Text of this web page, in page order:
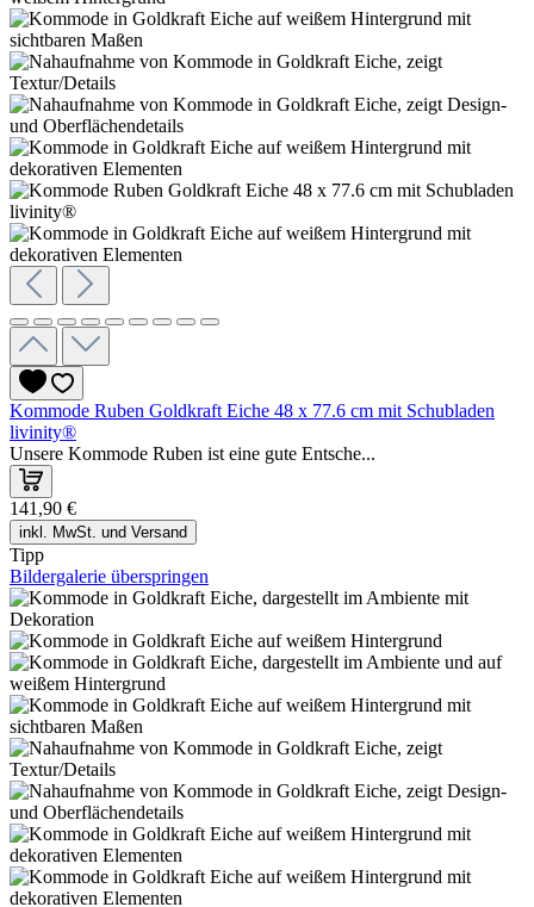
Kommode Ruben Goldkraft Eiche 48 x 77.6 cm mit Schubladen
livinity®
Unsere Kommode Ruben ist eine gute Entsche...
141,90 €
inkl. MwSt. und Versand
Tipp
Bildergalerie überspringen